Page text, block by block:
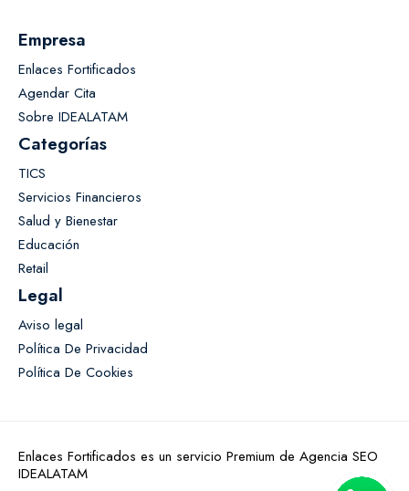
Empresa
Enlaces Fortificados
Agendar Cita
Sobre IDEALATAM
Categorías
TICS
Servicios Financieros
Salud y Bienestar
Educación
Retail
Legal
Aviso legal
Política De Privacidad
Política De Cookies
Enlaces Fortificados es un servicio Premium de Agencia SEO
IDEALATAM